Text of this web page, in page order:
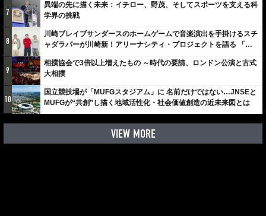
7
異端の先に描く未来：イチロー、野茂、そしてスポーツを支える科
学界の挑戦
8
川崎ブレイブサンダースのホームゲームで音楽演出を手掛けるスチ
ャダラパーが川崎新！アリーナシティ・プロジェクトを語る 「楽
しみでしかないでしょ。川崎は、ずっと成長曲線だから」
9
相撲協会で3倍以上増えたもの ～時代の要請、ロンドン公演と古式
大相撲
10
国立競技場が「MUFGスタジアム」に 名前だけではない…JNSEと
MUFGが“共創”し描く地域活性化・社会価値創造の近未来図とは
VIEW MORE